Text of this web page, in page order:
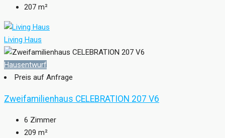
207 m²
Living Haus
Hausentwurf
Preis auf Anfrage
Zweifamilienhaus CELEBRATION 207 V6
6 Zimmer
209 m²